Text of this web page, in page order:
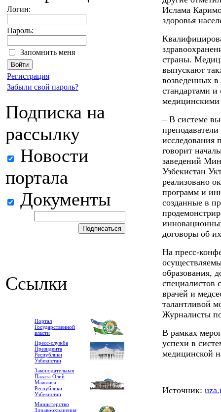
Логин:
Пароль:
Запомнить меня
Регистрация
Забыли свой пароль?
Подписка на
рассылку
Новости
портала
Документы
Ссылки
Портал
Государственной
власти
Пресс-служба
Президента
Республики
Узбекистан
Законодательная
Палата Олий
Мажлиса
Республики
Узбекистан
Министерство
Здравоохранения
Ислама
здоровья
страны.
выпускают
возведенных
стандартами
медицинскими
– В системе
исследования
говорит
заведений
Узбекистан
реализовано
программ и
созданные в
договоры об
На пресс-
образования,
специалистов
врачей и
талантливой
Журналисты
В рамках
успехи в
медицинской
Источник: